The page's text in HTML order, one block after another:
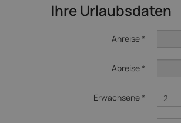
Ihre Urlaubsdaten
Anreise *
Abreise *
Erwachsene *